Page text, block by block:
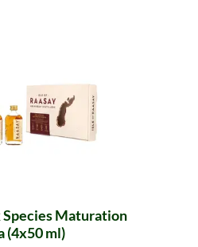
Species Maturation
(4x50 ml)